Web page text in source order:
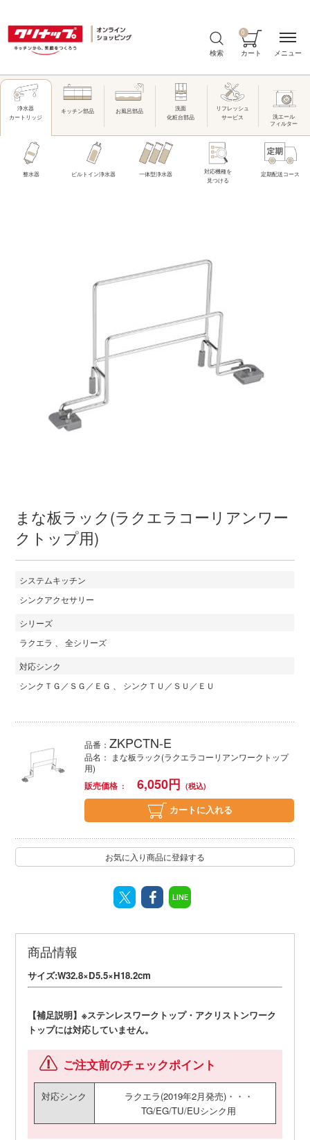
検索 カート
0
浄水器
カートリッジ
キッチン部品 お風呂部品
洗面
化粧台部品
リフレッシュ
サービス
洗エール
フィルター
整水器 ビルトイン浄水器 一体型浄水器
対応機種を
見つける
定期配送コース
まな板ラック(ラクエラコーリアンワー
クトップ用)
システムキッチン
シンクアクセサリー
シリーズ
ラクエラ
全シリーズ
対応シンク
シンクＴＧ／ＳＧ／ＥＧ
シンクＴＵ／ＳＵ／ＥＵ
品番：ZKPCTN-E
品名： まな板ラック(ラクエラコーリアンワークトップ
用)
販売価格
6,050円
カートに入れる
お気に入り商品に登録する
LINE
商品情報
サイズ:W32.8×D5.5×H18.2cm
【補足説明】※ステンレスワークトップ・アクリストンワーク
トップには対応していません。
ご注文前のチェックポイント
対応シンク
ラクエラ(2019年2月発売)・・・
TG/EG/TU/EUシンク用
メニュー